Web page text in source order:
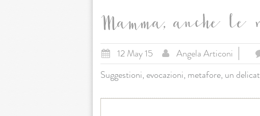
Mamma, anche le
12 May 15 Angela Articoni
Suggestioni, evocazioni, metafore, un